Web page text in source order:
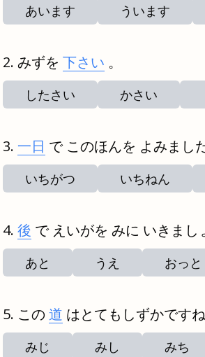
あいます ういます
みずを 下さい 。
したさい かさい
一日 で このほんを よみました
いちがつ いちねん
後 で えいがを みに いきまし
あと うえ おっと
この 道 はとてもしずかですね
みじ みし みち